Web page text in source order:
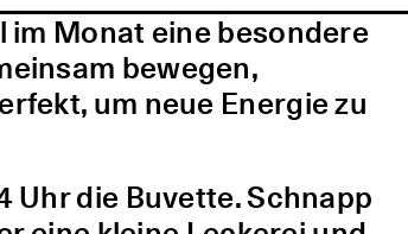
im Monat eine besondere
bewegen,
um neue Energie zu
Uhr die Buvette. Schnapp